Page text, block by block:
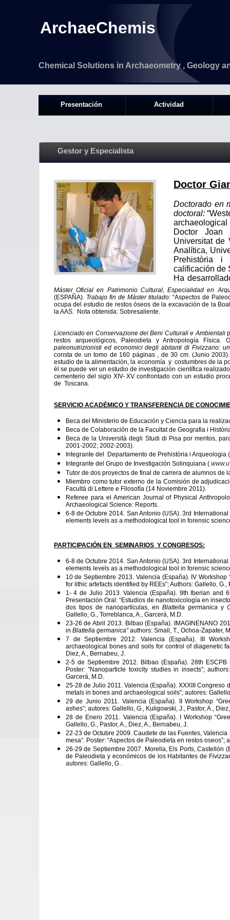
ArchaeChemis
Chemical Solutions in Archaeometry , Geology
Instrumentación de medida
Doctor
Doctorado en
doctoral:“
Doctor
Universitat de
Analítica,
Prehistòria i
calificación de
Ha
resultados y
Máster Oficial en Patrimonio Cultural, Especialidad en
(ESPAÑA). Trabajo fin de Máster titulado:“Aspectos de
ocupa del estudio de restos óseos de la excavación de la
la AAS. Nota obtenida: Sobresaliente.
Licenciado en Conservazione dei Beni Culturali e Ambientali
restos arqueológicos, Paleodieta y Antropología
paleonutrizionisti ed economici degli abitanti di Fivizzano:
consta de un tomo de 160 páginas , de 30 cm. (Junio
estudio de la alimentación, la economía y costumbres de la
él se puede ver un estudio de investigación científica
cementerio del siglo XIV- XV confrontado con un estudio
de Toscana.
SERVICIO ACADÉMICO Y TRANSFERENCIA DE
Beca del Ministerio de Educación y Ciencia para la
Beca de Colaboración de la Facultat de Geografia i
Beca de la Università degli Studi di Pisa por meritos,
2001-2002; 2002-2003).
Integrante del
Departamento de Prehistòria i Arqueologia
Integrante del Grupo de Investigación Solinquiana (
Tutor de dos proyectos de final de carrera de alumnos
Miembro como tutor externo de la Comisión de
Facultá di Lettere e Filosofía (14 Noviembre 2011).
Referee para el American Journal of Physical
Archaeological Science: Reports.
6-8 de Octubre 2014. San Antonio (USA). 3rd
elements levels as a methodological tool in forensic
PARTICIPACIÓN EN SEMINARIOS Y CONGRESOS:
6-8 de Octubre 2014. San Antonio (USA). 3rd
elements levels as a methodological tool in forensic
10 de Septiembre 2013. Valencia (España). IV
for lithic artefacts identified by REEs”; Authors: Gallello, G.,
1- 4 de Julio 2013. Valencia (España). 9th Iberian and
Presentación Oral: “Estudios de nanotoxicología en
dos tipos de nanopartículas, en Blattella germanica y
Gallello, G., Torreblanca, A., Garcerá, M.D.
23-26 de Abril 2013. Bilbao (España). IMAGINENANO
in Blattella germanica”authors: Small, T., Ochoa-Zapater,
7 de Septiembre 2012. Valencia (España). III
archaeological bones and soils for control of diagenetic
Diez, A., Bernabeu, J.
2-5 de Septiembre 2012. Bilbao (España). 28th
Poster: ”Nanoparticle toxicity studies in insects”;
Garcerá, M.D.
25-28 de Julio 2011. Valencia (España). XXXIII Congreso
metals in bones and archaeological soils”; autores:
29 de Junio 2011. Valencia (España). II Workshop
ashes”; autores: Gallello, G., Kuligowski, J., Pastor, A.,
28 de Enero 2011. Valencia (España). I Workshop
Gallello, G., Pastor, A., Diez, A., Bernabeu, J.
22-23 de Octubre 2009. Caudete de las Fuentes,
mesa”. Poster: “Aspectos de Paleodieta en restos oseos”;
26-29 de Septiembre 2007. Morella, Els Ports, Castellón
de Paleodieta y económicos de los Habitantes de
autores: Gallello, G .
Gestor y Especialista
Presentación Actividad